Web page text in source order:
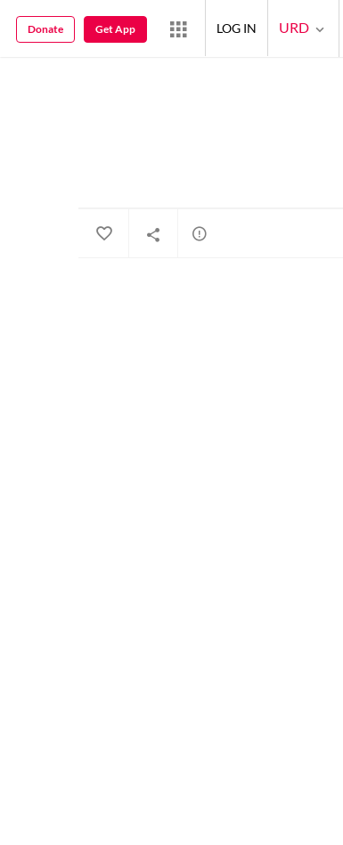
URD
LOG IN
Get App
Donate